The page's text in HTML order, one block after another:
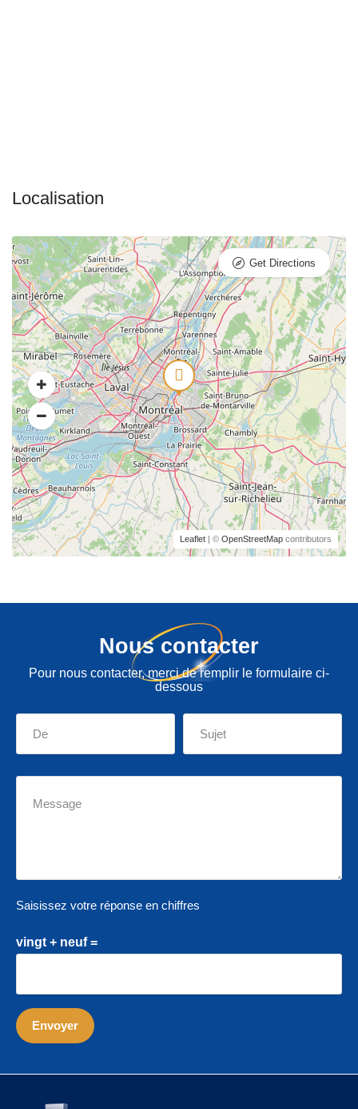
Leaflet | © OpenStreetMap contributors
Get Directions
Nous contacter
Pour nous contacter, merci de remplir le formulaire ci-
dessous
Saisissez votre réponse en chiffres
vingt + neuf =